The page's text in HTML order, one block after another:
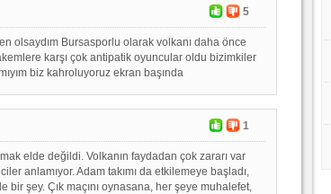
5
olsaydım Bursasporlu olarak volkanı daha önce
karşı çok antipatik oyuncular oldu bizimkiler
biz kahroluyoruz ekran başında
1
elde değildi. Volkanın faydadan çok zararı var
anlamıyor. Adam takımı da etkilemeye başladı,
şey. Çık maçını oynasana, her şeye muhalefet,